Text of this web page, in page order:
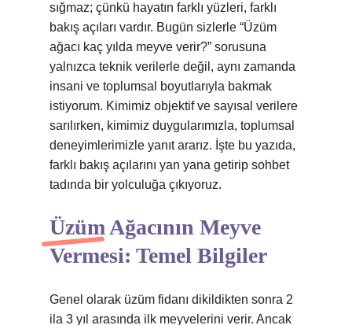
sığmaz; çünkü hayatın farklı yüzleri, farklı
bakış açıları vardır. Bugün sizlerle “Üzüm
ağacı kaç yılda meyve verir?” sorusuna
yalnızca teknik verilerle değil, aynı zamanda
insani ve toplumsal boyutlarıyla bakmak
istiyorum. Kimimiz objektif ve sayısal verilere
sarılırken, kimimiz duygularımızla, toplumsal
deneyimlerimizle yanıt ararız. İşte bu yazıda,
farklı bakış açılarını yan yana getirip sohbet
tadında bir yolculuğa çıkıyoruz.
Üzüm Ağacının Meyve
Vermesi: Temel Bilgiler
Genel olarak üzüm fidanı dikildikten sonra 2
ila 3 yıl arasında ilk meyvelerini verir. Ancak